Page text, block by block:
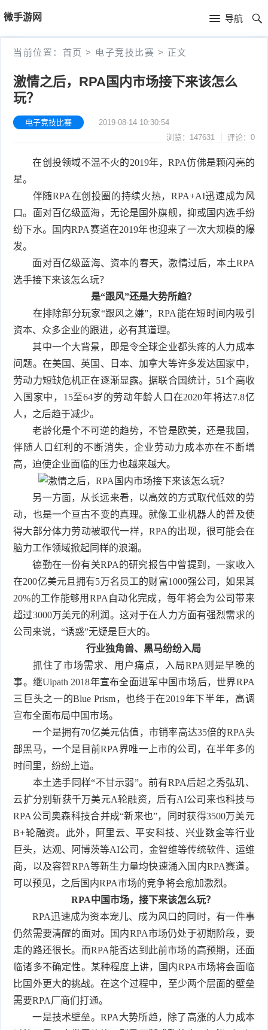
微手游网 导航
首
页
首
当前位置： 首页 > 电子竞技比赛 > 正文
激情之后，RPA国内市场接下来该怎么
玩？
电子竞技比赛
2019-08-14 10:30:54
浏览：147631
评论：0
在创投领域不温不火的2019年，RPA仿佛是颗闪亮的
星。
伴随RPA在创投圈的持续火热，RPA+AI迅速成为风
口。面对百亿级蓝海，无论是国外旗舰，抑或国内选手纷
纷下水。国内RPA赛道在2019年也迎来了一次大规模的爆
发。
面对百亿级蓝海、资本的春天，激情过后，本土RPA
选手接下来该怎么玩？
是“跟风”还是大势所趋？
在排除部分玩家“跟风之嫌”，RPA能在短时间内吸引
资本、众多企业的跟进，必有其道理。
其中一个大背景，即是令全球企业都头疼的人力成本
问题。在美国、英国、日本、加拿大等许多发达国家中，
劳动力短缺危机正在逐渐显露。据联合国统计，51个高收
入国家中，15至64岁的劳动年龄人口在2020年将达7.8亿
人，之后趋于减少。
老龄化是个不可逆的趋势，不管是欧美，还是我国，
伴随人口红利的不断消失，企业劳动力成本亦在不断增
高，迫使企业面临的压力也越来越大。
另一方面，从长远来看，以高效的方式取代低效的劳
动，也是一个亘古不变的真理。就像工业机器人的普及使
得大部分体力劳动被取代一样，RPA的出现，很可能会在
脑力工作领域掀起同样的浪潮。
德勤在一份有关RPA的研究报告中曾提到，一家收入
在200亿美元且拥有5万名员工的财富1000强公司，如果其
20%的工作能够用RPA自动化完成，每年将会为公司带来
超过3000万美元的利润。这对于在人力方面有强烈需求的
公司来说，“诱惑”无疑是巨大的。
行业独角兽、黑马纷纷入局
抓住了市场需求、用户痛点，入局RPA则是早晚的
事。继Uipath 2018年宣布全面进军中国市场后，世界RPA
三巨头之一的Blue Prism，也终于在2019年下半年，高调
宣布全面布局中国市场。
一个是拥有70亿美元估值，市销率高达35倍的RPA头
部黑马，一个是目前RPA界唯一上市的公司，在半年多的
时间里，纷纷上道。
本土选手同样“不甘示弱”。前有RPA后起之秀弘玑、
云扩分别斩获千万美元A轮融资，后有AI公司来也科技与
RPA公司奥森科技合并成“新来也”，同时获得3500万美元
B+轮融资。此外，阿里云、平安科技、兴业数金等行业
巨头，达观、阿博茨等AI公司，金智维等传统软件、运维
商，以及容智RPA等新生力量均快速涌入国内RPA赛道。
可以预见，之后国内RPA市场的竞争将会愈加激烈。
RPA中国市场，接下来该怎么玩？
RPA迅速成为资本宠儿、成为风口的同时，有一件事
仍然需要清醒的面对。国内RPA市场仍处于初期阶段，要
走的路还很长。而RPA能否达到此前市场的高预期，还面
临诸多不确定性。某种程度上讲，国内RPA市场将会面临
比国外更大的挑战。在这个过程中，至少两个层面的壁垒
需要RPA厂商们打通。
一是技术壁垒。RPA大势所趋，除了高涨的人力成本